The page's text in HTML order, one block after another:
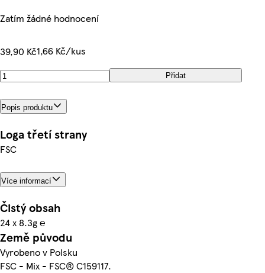
Zatím žádné hodnocení
39,90 Kč1,66 Kč/kus
Přidat
Popis produktu
Loga třetí strany
FSC
Více informací
Čistý obsah
24 x 8.3g ℮
Země původu
Vyrobeno v Polsku
FSC - Mix - FSC® C159117.